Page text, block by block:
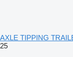
AXLE TIPPING
25